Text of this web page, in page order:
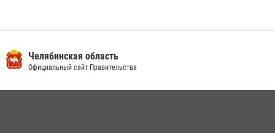
13 июля 2026, 03:02 5
Челябинская область
Официальный сайт Правительства